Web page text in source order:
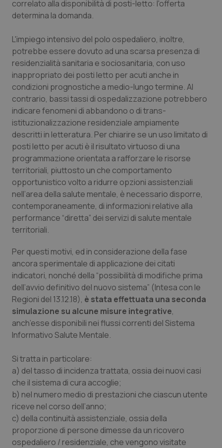
correlato alla disponibilità di posti-letto: l'offerta
determina la domanda.
L'impiego intensivo del polo ospedaliero, inoltre,
potrebbe essere dovuto ad una scarsa presenza di
residenzialità sanitaria e sociosanitaria, con uso
inappropriato dei posti letto per acuti anche in
condizioni prognostiche a medio-lungo termine. Al
contrario, bassi tassi di ospedalizzazione potrebbero
indicare fenomeni di abbandono o di trans-
istituzionalizzazione residenziale ampiamente
descritti in letteratura. Per chiarire se un uso limitato di
posti letto per acuti è il risultato virtuoso di una
programmazione orientata a rafforzare le risorse
territoriali, piuttosto un che comportamento
opportunistico volto a ridurre opzioni assistenziali
nell’area della salute mentale, è necessario disporre,
contemporaneamente, di informazioni relative alla
performance “diretta” dei servizi di salute mentale
territoriali.
Per questi motivi, ed in considerazione della fase
ancora sperimentale di applicazione dei citati
indicatori, nonché della “possibilità di modifiche prima
dell’avvio definitivo del nuovo sistema” (Intesa con le
Regioni del 13.12.18), è stata effettuata una seconda
simulazione su alcune misure integrative,
anch’esse disponibili nei flussi correnti del Sistema
Informativo Salute Mentale.
Si tratta in particolare:
a) del tasso di incidenza trattata, ossia dei nuovi casi
che il sistema di cura accoglie;
b) nel numero medio di prestazioni che ciascun utente
riceve nel corso dell’anno;
c) della continuità assistenziale, ossia della
proporzione di persone dimesse da un ricovero
ospedaliero / residenziale, che vengono visitate